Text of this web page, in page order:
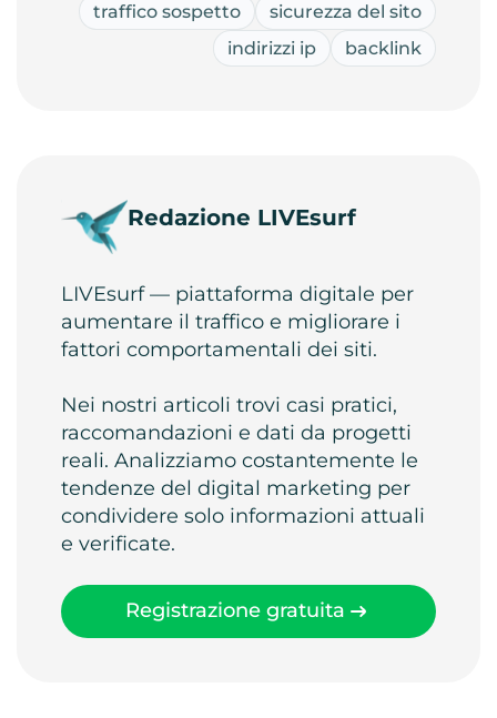
traffico sospetto
sicurezza del sito
indirizzi ip
backlink
Redazione LIVEsurf
LIVEsurf — piattaforma digitale per
aumentare il traffico e migliorare i
fattori comportamentali dei siti.
Nei nostri articoli trovi casi pratici,
raccomandazioni e dati da progetti
reali. Analizziamo costantemente le
tendenze del digital marketing per
condividere solo informazioni attuali
e verificate.
Registrazione gratuita